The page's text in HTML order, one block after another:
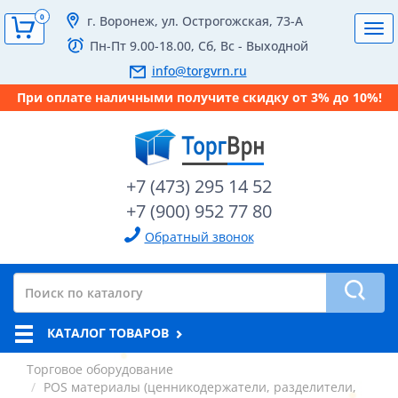
г. Воронеж, ул. Острогожская, 73-А
Пн-Пт 9.00-18.00, Сб, Вс - Выходной
info@torgvrn.ru
При оплате наличными получите скидку от 3% до 10%!
+7 (473) 295 14 52
+7 (900) 952 77 80
Обратный звонок
0
КАТАЛОГ ТОВАРОВ
Торговое оборудование
POS материалы (ценникодержатели, разделители,